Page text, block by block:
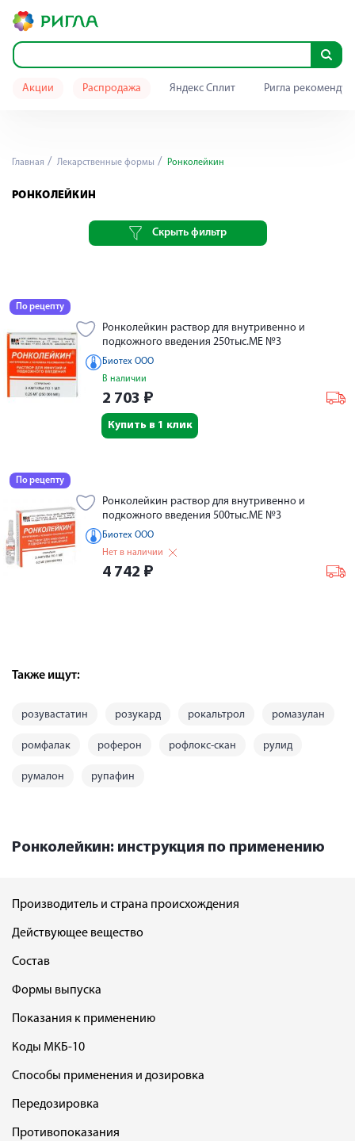
Акции Распродажа Яндекс Сплит Ригла
Главная Лекарственные формы Ронколейкин
РОНКОЛЕЙКИН
Скрыть фильтр
По рецепту
Ронколейкин раствор для внутривенно и
подкожного введения 250тыс.МЕ №3
Биотех ООО
В наличии
2 703 ₽
Купить в 1 клик
По рецепту
Ронколейкин раствор для внутривенно и
подкожного введения 500тыс.МЕ №3
Биотех ООО
Нет в наличии
4 742 ₽
Также ищут:
розувастатин розукард рокальтрол ромазулан
ромфалак роферон рофлокс-скан рулид
румалон рупафин
Ронколейкин: инструкция по применению
Производитель и страна происхождения
Действующее вещество
Состав
Формы выпуска
Показания к применению
Коды МКБ-10
Способы применения и дозировка
Передозировка
Противопоказания